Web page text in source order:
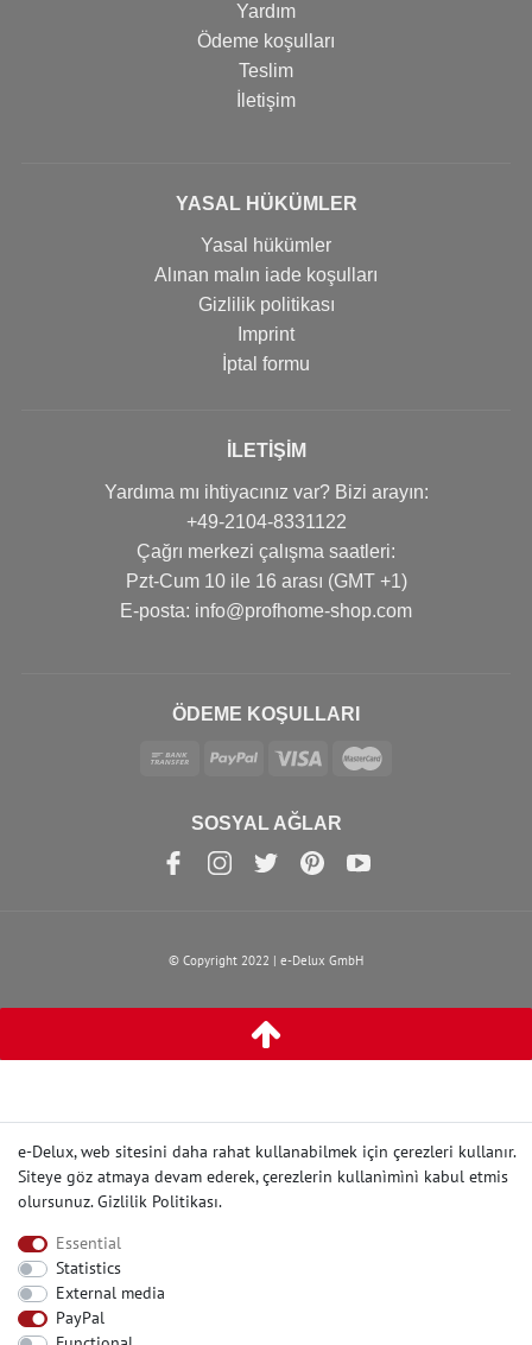
Yardım
Ödeme koşulları
Teslim
İletişim
YASAL HÜKÜMLER
Yasal hükümler
Alınan malın iade koşulları
Gizlilik politikası
Imprint
İptal formu
İLETIŞIM
Yardıma mı ihtiyacınız var? Bizi arayın:
+49-2104-8331122
Çağrı merkezi çalışma saatleri:
Pzt-Cum 10 ile 16 arası (GMT +1)
Е-posta: info@profhome-shop.com
ÖDEME KOŞULLARI
SOSYAL AĞLAR
© Copyright 2022 | e-Delux GmbH
e-Delux, web sitesini daha rahat kullanabilmek için çerezleri kullanır.
Siteye göz atmaya devam ederek, çerezlerin kullanìmìnì kabul etmis
olursunuz.Gizlilik Politikası.
Essential
Statistics
External media
PayPal